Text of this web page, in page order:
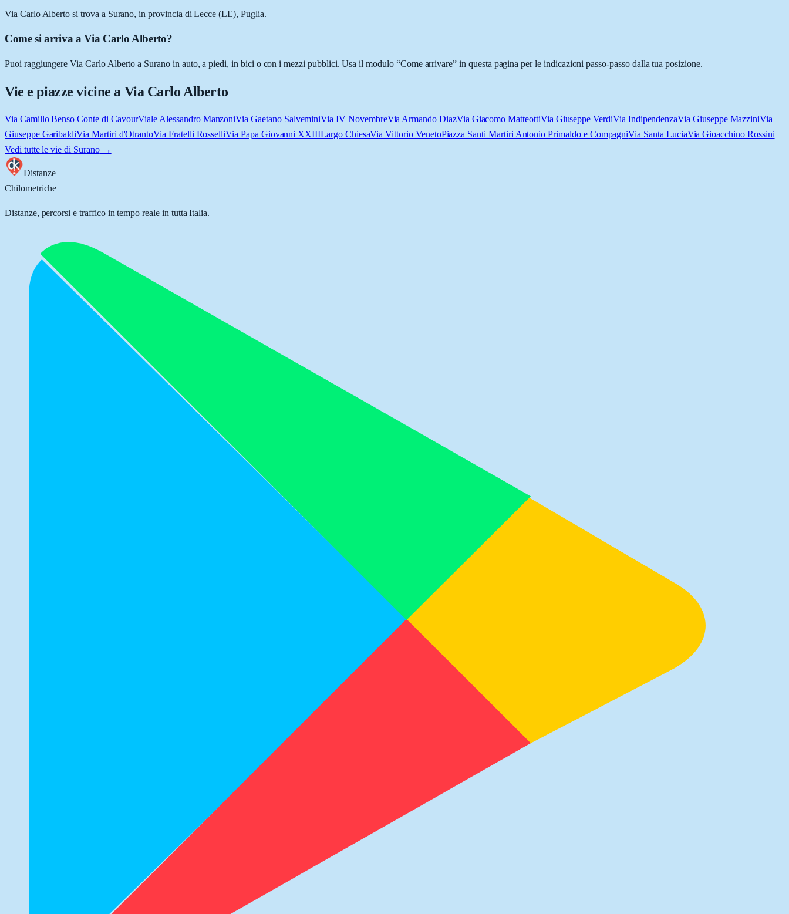
Via Carlo Alberto si trova a Surano, in provincia di Lecce (LE), Puglia.
Come si arriva a Via Carlo Alberto?
Puoi raggiungere Via Carlo Alberto a Surano in auto, a piedi, in bici o con i mezzi pubblici. Usa il modulo “Come arrivare” in questa pagina per le indicazioni passo-passo dalla tua posizione.
Vie e piazze vicine a Via Carlo Alberto
Via Camillo Benso Conte di CavourViale Alessandro ManzoniVia Gaetano SalveminiVia IV NovembreVia Armando DiazVia Giacomo MatteottiVia Giuseppe VerdiVia IndipendenzaVia Giuseppe MazziniVia
Giuseppe GaribaldiVia Martiri d'OtrantoVia Fratelli RosselliVia Papa Giovanni XXIIILargo ChiesaVia Vittorio VenetoPiazza Santi Martiri Antonio Primaldo e CompagniVia Santa LuciaVia Gioacchino Rossini
Vedi tutte le vie di Surano→
Distanze
Chilometriche
Distanze, percorsi e traffico in tempo reale in tutta Italia.